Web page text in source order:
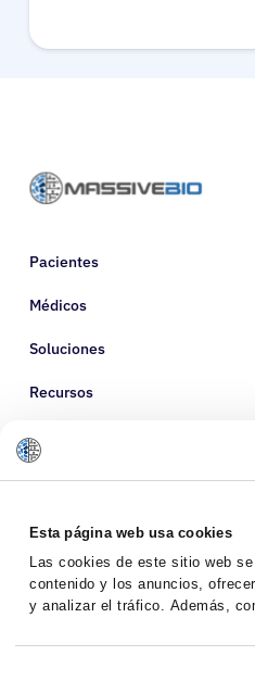
Esta página web usa cookies
Las cookies de este sitio web
contenido y los anuncios,
y analizar el tráfico. Además,
sociales, publicidad y análisis
combinarla con otra información
Pacientes
Médicos
Soluciones
Recursos
Sobre nosotros